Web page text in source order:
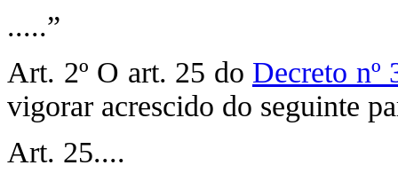
.....”
Art. 2º O art. 25 do Decreto nº
vigorar acrescido do seguinte
Art. 25....